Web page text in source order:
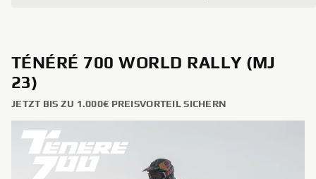
TÉNÉRÉ 700 WORLD RALLY (MJ
23)
JETZT BIS ZU 1.000€ PREISVORTEIL SICHERN